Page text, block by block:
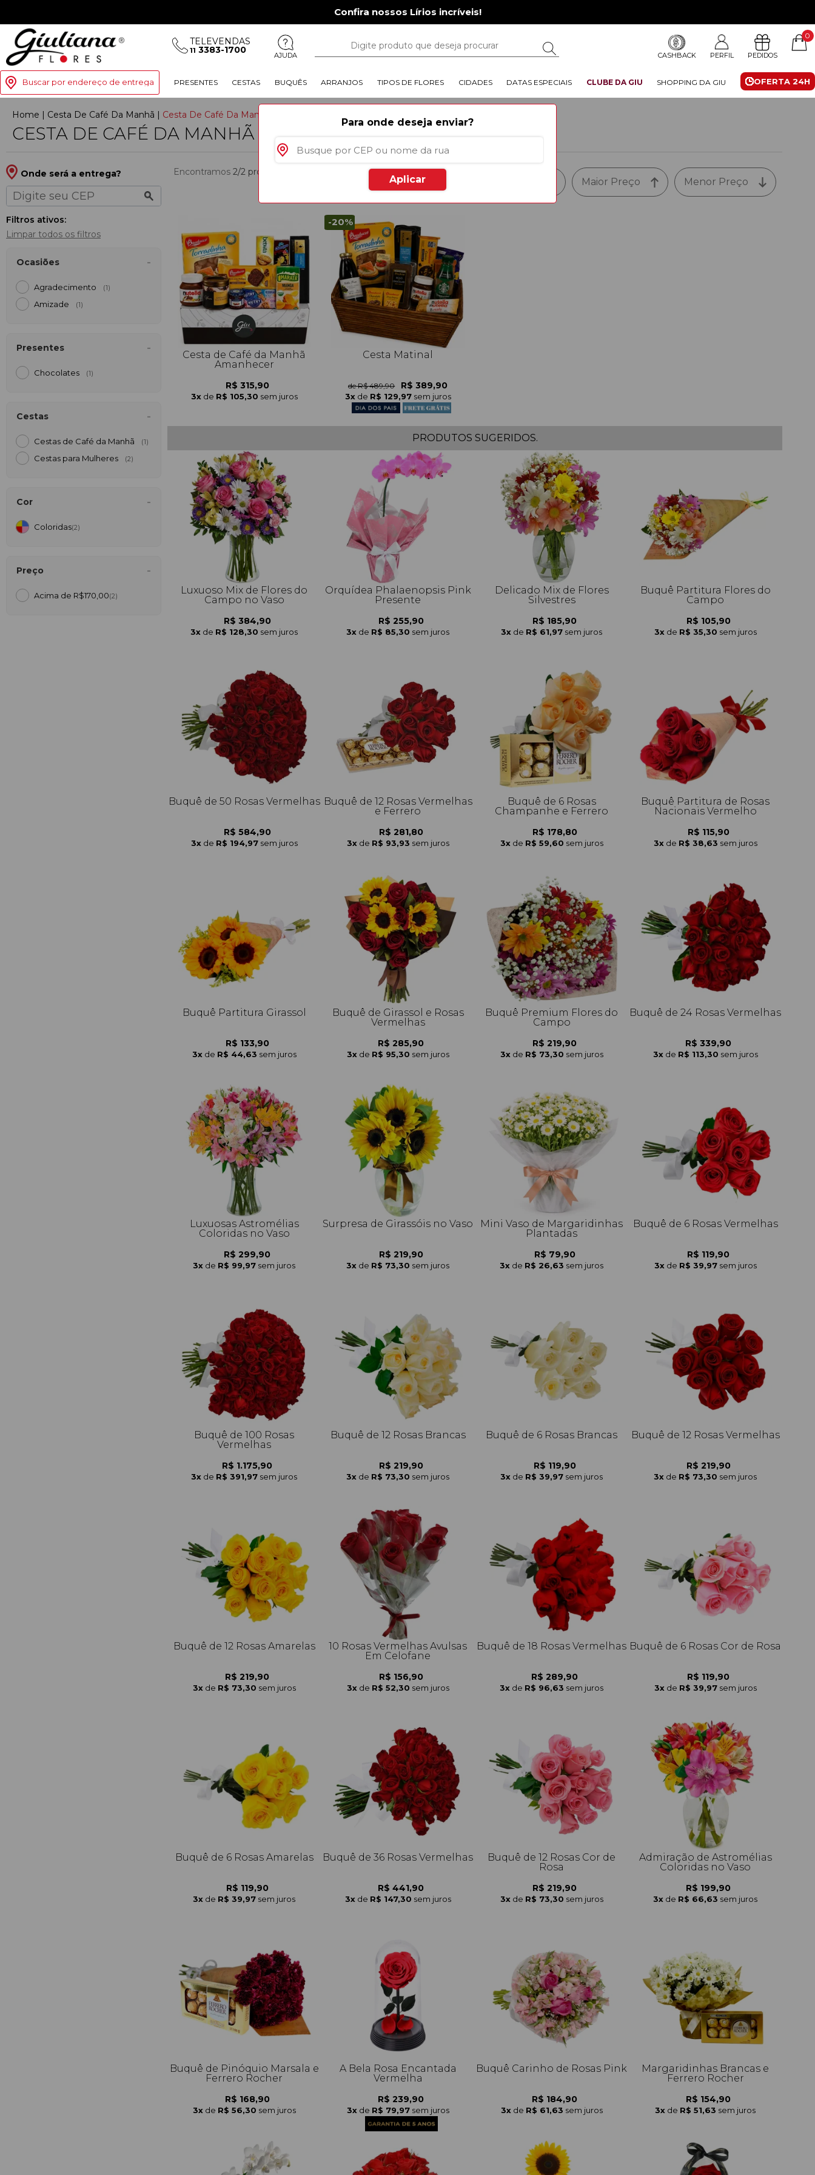
Confira nossos Lírios incríveis!
TELEVENDAS
11 3383-1700 AJUDA CASHBACK PERFIL PEDIDOS
0
Buscar por endereço de entrega OFERTA 24H
PRESENTES CESTAS BUQUÊS ARRANJOS TIPOS DE FLORES CIDADES DATAS ESPECIAIS CLUBE DA GIU SHOPPING DA GIU
Para onde deseja enviar?
Aplicar
Home | Cesta De Café Da Manh | Cesta De Café Da Manhã Porto Feliz
CESTA DE CAFÉ DA MANHÃ PORTO FELIZ
Onde será a entrega?
Filtros ativos:
Limpar todos os filtros
Ocasiões
Agradecimento (1)
Amizade (1)
Presentes
Chocolates (1)
Cestas
Cestas de Café da Manh (1)
Cestas para Mulheres (2)
Cor
Coloridas(2)
Preço
Acima de R$170,00(2)
Menor Preço
Maior Preço
Encontramos 2/2 produtos especiais para você
Cesta de Café da Manh
Amanhecer
R$ 315,90
3x de R$ 105,30 sem juros
-20%
Cesta Matinal
de R$ 489,90 R$ 389,90
3x de R$ 129,97 sem juros
PRODUTOS SUGERIDOS.
Luxuoso Mix de Flores do
Campo no Vaso
R$ 384,90
3x de R$ 128,30 sem juros
Orquídea Phalaenopsis Pink
Presente
R$ 255,90
3x de R$ 85,30 sem juros
Delicado Mix de Flores
Silvestres
R$ 185,90
3x de R$ 61,97 sem juros
Buquê Partitura Flores do
Campo
R$ 105,90
3x de R$ 35,30 sem juros
Buquê de 50 Rosas Vermelhas
R$ 584,90
3x de R$ 194,97 sem juros
Buquê de 12 Rosas Vermelhas
e Ferrero
R$ 281,80
3x de R$ 93,93 sem juros
Buquê de 6 Rosas
Champanhe e Ferrero
R$ 178,80
3x de R$ 59,60 sem juros
Buquê Partitura de Rosas
Nacionais Vermelho
R$ 115,90
3x de R$ 38,63 sem juros
Buquê Partitura Girassol
R$ 133,90
3x de R$ 44,63 sem juros
Buquê de Girassol e Rosas
Vermelhas
R$ 285,90
3x de R$ 95,30 sem juros
Buquê Premium Flores do
Campo
R$ 219,90
3x de R$ 73,30 sem juros
Buquê de 24 Rosas Vermelhas
R$ 339,90
3x de R$ 113,30 sem juros
Luxuosas Astromélias
Coloridas no Vaso
R$ 299,90
3x de R$ 99,97 sem juros
Surpresa de Girassóis no Vaso
R$ 219,90
3x de R$ 73,30 sem juros
Mini Vaso de Margaridinhas
Plantadas
R$ 79,90
3x de R$ 26,63 sem juros
Buquê de 6 Rosas Vermelhas
R$ 119,90
3x de R$ 39,97 sem juros
Buquê de 100 Rosas
Vermelhas
R$ 1.175,90
3x de R$ 391,97 sem juros
Buquê de 12 Rosas Brancas
R$ 219,90
3x de R$ 73,30 sem juros
Buquê de 6 Rosas Brancas
R$ 119,90
3x de R$ 39,97 sem juros
Buquê de 12 Rosas Vermelhas
R$ 219,90
3x de R$ 73,30 sem juros
Buquê de 12 Rosas Amarelas
R$ 219,90
3x de R$ 73,30 sem juros
10 Rosas Vermelhas Avulsas
Em Celofane
R$ 156,90
3x de R$ 52,30 sem juros
Buquê de 18 Rosas Vermelhas
R$ 289,90
3x de R$ 96,63 sem juros
Buquê de 6 Rosas Cor de Rosa
R$ 119,90
3x de R$ 39,97 sem juros
Buquê de 6 Rosas Amarelas
R$ 119,90
3x de R$ 39,97 sem juros
Buquê de 36 Rosas Vermelhas
R$ 441,90
3x de R$ 147,30 sem juros
Buquê de 12 Rosas Cor de
Rosa
R$ 219,90
3x de R$ 73,30 sem juros
Admiração de Astromélias
Coloridas no Vaso
R$ 199,90
3x de R$ 66,63 sem juros
Buquê de Pinóquio Marsala e
Ferrero Rocher
R$ 168,90
3x de R$ 56,30 sem juros
A Bela Rosa Encantada
Vermelha
R$ 239,90
3x de R$ 79,97 sem juros
Buquê Carinho de Rosas Pink
R$ 184,90
3x de R$ 61,63 sem juros
Margaridinhas Brancas e
Ferrero Rocher
R$ 154,90
3x de R$ 51,63 sem juros